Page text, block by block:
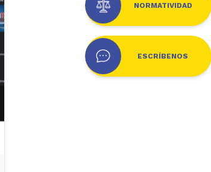
NORMATIVIDAD
ESCRÍBENOS